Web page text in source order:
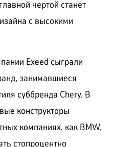
чертой станет
с высокими
Exeed сыграли
занимавшиеся
суббренда Chery. В
конструкторы
компаниях, как BMW,
стопроцентно